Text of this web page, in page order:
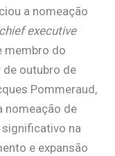
a nomeação
chief executive
membro do
de outubro de
Pommeraud,
nomeação de
significativo na
e expansão